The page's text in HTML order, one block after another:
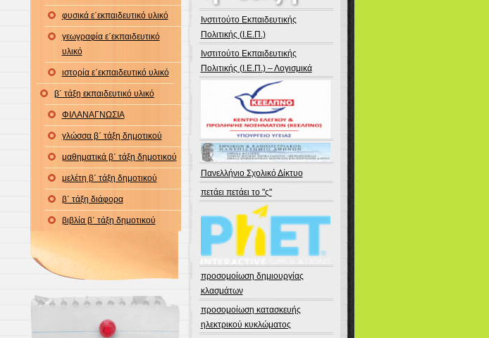
φυσικά ε΄εκπαιδευτικό υλικό
γεωγραφία ε΄εκπαιδευτικό
υλικό
ιστορία ε΄εκπαιδευτικό υλικό
β΄ τάξη εκπαιδευτικό υλικό
ΦΙΛΑΝΑΓΝΩΣΙΑ
γλώσσα β΄ τάξη δημοτικού
μαθηματικά β΄ τάξη δημοτικού
μελέτη β΄ τάξη δημοτικού
β΄ τάξη διάφορα
βιβλία β΄ τάξη δημοτικού
Ινστιτούτο Εκπαιδευτικής
Πολιτικής (Ι.Ε.Π.)
Ινστιτούτο Εκπαιδευτικής
Πολιτικής (Ι.Ε.Π.) – Λογισμικά
Πανελλήνιο Σχολικό Δίκτυο
πετάει πετάει το "ς"
προσομοίωση δημιουργίας
κλασμάτων
προσομοίωση κατασκευής
ηλεκτρικού κυκλώματος